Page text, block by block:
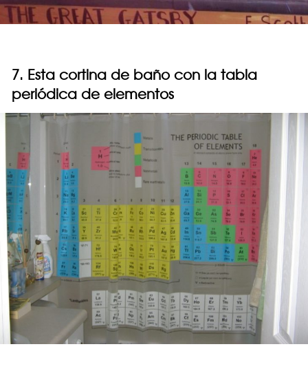
7. Esta cortina de baño con la tabla
periódica de elementos